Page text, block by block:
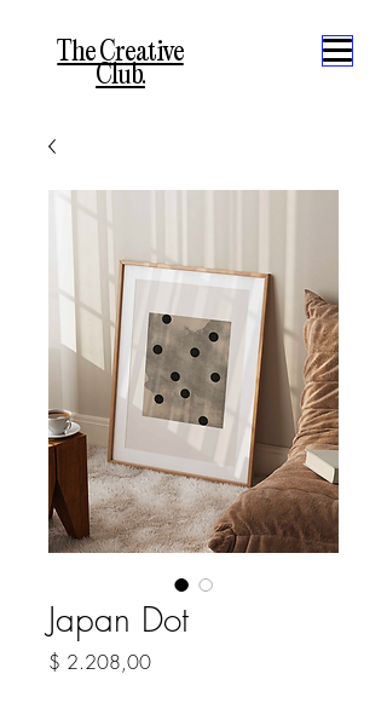
The Creative
Club.
Japan Dot
$ 2.208,00Precio